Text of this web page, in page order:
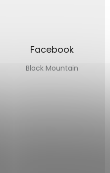
Facebook
Black Mountain